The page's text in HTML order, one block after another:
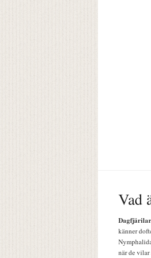
Vad
Dagfjärilar
känner
när de vilar